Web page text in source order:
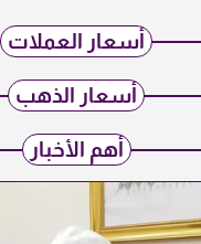
أسعار العملات
أسعار الذهب
أهم الأخبار